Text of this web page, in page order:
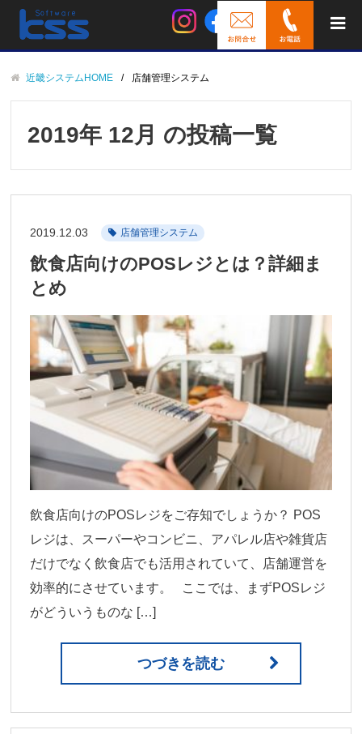
近畿システムHOME 店舗管理システム
2019年 12月 の投稿一覧
2019.12.03 店舗管理システム
飲食店向けのPOSレジとは？詳細ま
とめ
飲食店向けのPOSレジをご存知でしょうか？ POS
レジは、スーパーやコンビニ、アパレル店や雑貨店
だけでなく飲食店でも活用されていて、店舗運営を
効率的にさせています。 ここでは、まずPOSレジ
がどういうものな […]
つづきを読む